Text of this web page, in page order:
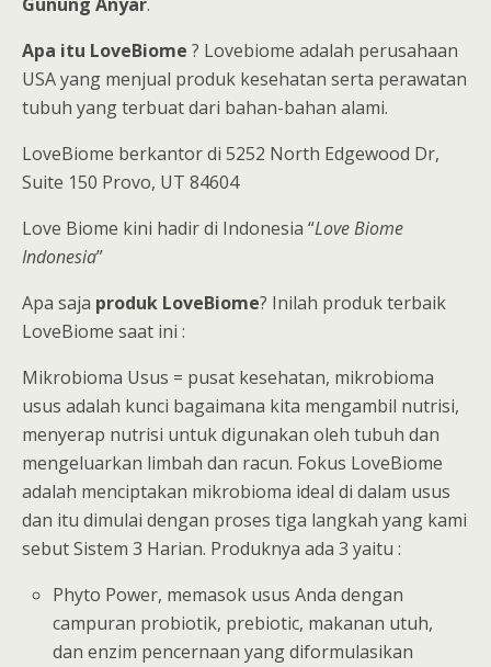
Apa itu LoveBiome ? Lovebiome adalah perusahaan
USA yang menjual produk kesehatan serta perawatan
tubuh yang terbuat dari bahan-bahan alami.
LoveBiome berkantor di 5252 North Edgewood Dr,
Suite 150 Provo, UT 84604
Love Biome kini hadir di Indonesia “Love Biome
Indonesia”
Apa saja produk LoveBiome? Inilah produk terbaik
LoveBiome saat ini :
Mikrobioma Usus = pusat kesehatan, mikrobioma
usus adalah kunci bagaimana kita mengambil nutrisi,
menyerap nutrisi untuk digunakan oleh tubuh dan
mengeluarkan limbah dan racun. Fokus LoveBiome
adalah menciptakan mikrobioma ideal di dalam usus
dan itu dimulai dengan proses tiga langkah yang kami
sebut Sistem 3 Harian. Produknya ada 3 yaitu :
Phyto Power, memasok usus Anda dengan
campuran probiotik, prebiotic, makanan utuh,
dan enzim pencernaan yang diformulasikan